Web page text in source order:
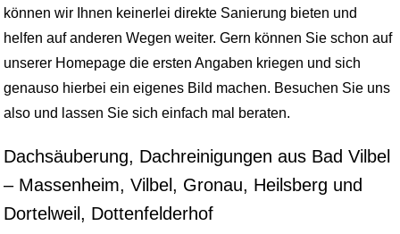
können wir Ihnen keinerlei direkte Sanierung bieten und
helfen auf anderen Wegen weiter. Gern können Sie schon auf
unserer Homepage die ersten Angaben kriegen und sich
genauso hierbei ein eigenes Bild machen. Besuchen Sie uns
also und lassen Sie sich einfach mal beraten.
Dachsäuberung, Dachreinigungen aus Bad Vilbel
– Massenheim, Vilbel, Gronau, Heilsberg und
Dortelweil, Dottenfelderhof